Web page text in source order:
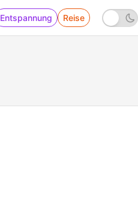
Entspannung Reise